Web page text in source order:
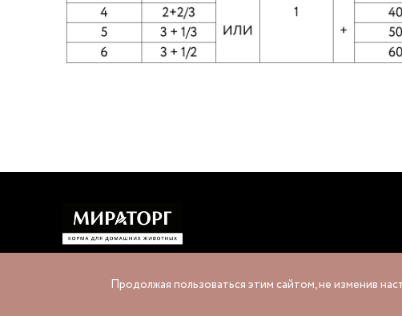
Продолжая пользоваться этим сайтом, не изменив